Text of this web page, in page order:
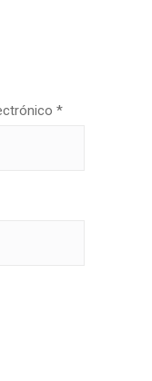
*Obligatorio